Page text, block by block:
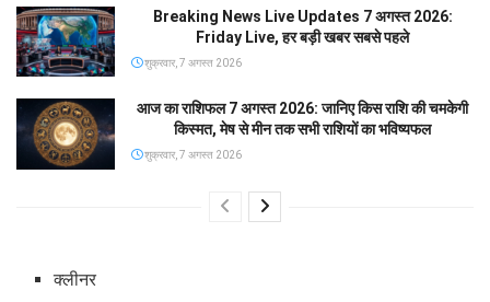
Breaking News Live Updates 7 अगस्त 2026:
Friday Live, हर बड़ी खबर सबसे पहले
शुक्रवार, 7 अगस्त 2026
आज का राशिफल 7 अगस्त 2026: जानिए किस राशि की चमकेगी
किस्मत, मेष से मीन तक सभी राशियों का भविष्यफल
शुक्रवार, 7 अगस्त 2026
क्लीनर